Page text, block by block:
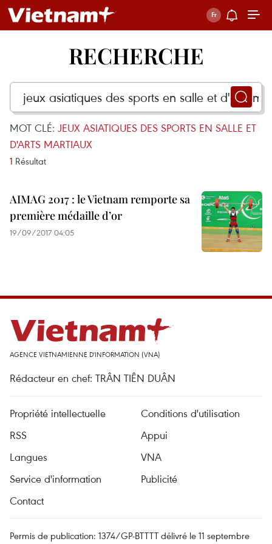
RECHERCHE
MOT CLÉ: JEUX ASIATIQUES DES SPORTS EN SALLE ET
D'ARTS MARTIAUX
1 Résultat
AIMAG 2017 : le Vietnam remporte sa
première médaille d’or
19/09/2017 04:05
AGENCE VIETNAMIENNE D'INFORMATION (VNA)
Rédacteur en chef: TRÂN TIÊN DUÂN
Propriété intellectuelle
Conditions d'utilisation
RSS
Appui
Langues
VNA
Service d'information
Publicité
Contact
Permis de publication: 1374/GP-BTTTT délivré le 11 septembre